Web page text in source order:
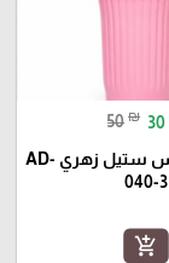
50 ₪ 30
مطرة ستانليس ستيل زهري AD-
040-3
add_shopping_cart